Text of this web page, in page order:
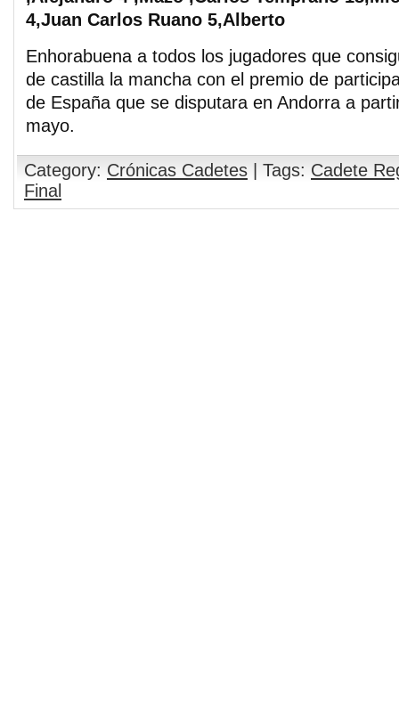
4,Juan Carlos Ruano 5,Alberto
Enhorabuena a todos los jugadores que
de castilla la mancha con el premio de
de España que se disputara en Andorra a
mayo.
Category: Crónicas Cadetes | Tags: Cadete
Final